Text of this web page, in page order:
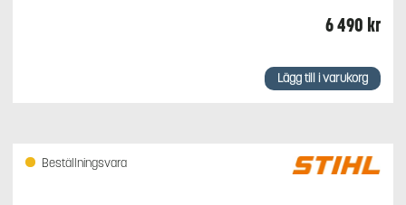
6 490 kr
Lägg till i varukorg
Beställningsvara